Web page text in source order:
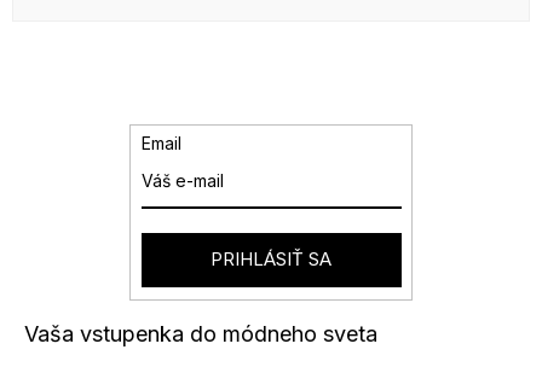
Vaša vstupenka do módneho sveta
Email
PRIHLÁSIŤ SA